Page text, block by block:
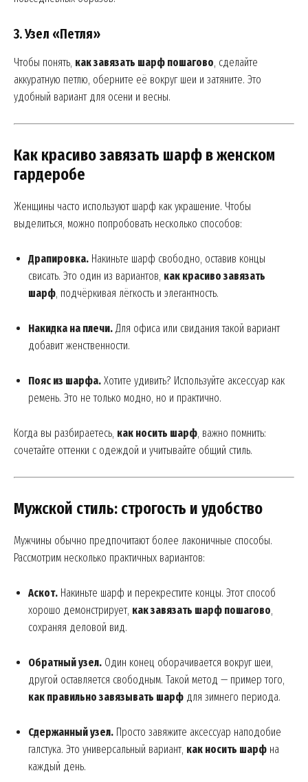
3. Узел «Петля»
Чтобы понять, как завязать шарф пошагово , сделайте
аккуратную петлю, оберните её вокруг шеи и затяните. Это
удобный вариант для осени и весны.
Как красиво завязать шарф в женском
гардеробе
Женщины часто используют шарф как украшение. Чтобы
выделиться, можно попробовать несколько способов:
Драпировка. Накиньте шарф свободно, оставив концы
свисать. Это один из вариантов, как красиво завязать
шарф , подчёркивая лёгкость и элегантность.
Накидка на плечи. Для офиса или свидания такой вариант
добавит женственности.
Пояс из шарфа. Хотите удивить? Используйте аксессуар как
ремень. Это не только модно, но и практично.
Когда вы разбираетесь, как носить шарф , важно помнить:
сочетайте оттенки с одеждой и учитывайте общий стиль.
Мужской стиль: строгость и удобство
Мужчины обычно предпочитают более лаконичные способы.
Рассмотрим несколько практичных вариантов:
Аскот. Накиньте шарф и перекрестите концы. Этот способ
хорошо демонстрирует, как завязать шарф пошагово
сохраняя деловой вид.
Обратный узел. Один конец оборачивается вокруг шеи,
другой оставляется свободным. Такой метод — пример того,
как правильно завязывать шарф для зимнего периода.
Сдержанный узел. Просто завяжите аксессуар наподобие
галстука. Это универсальный вариант, как носить шарф на
каждый день.